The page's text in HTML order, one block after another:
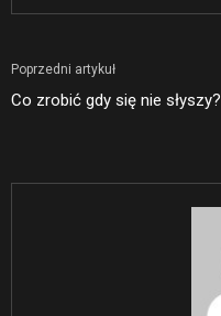
Poprzedni artykuł
Co zrobić gdy się nie słyszy?